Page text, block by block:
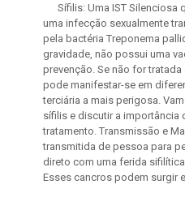
Sífilis: Uma IST Silenciosa
uma infecção sexualmente
pela bactéria Treponema
gravidade, não possui uma
prevenção. Se não for
pode manifestar-se em
terciária a mais perigosa.
sífilis e discutir a
tratamento. Transmissão e
transmitida de pessoa para
direto com uma ferida
Esses cancros podem surgir